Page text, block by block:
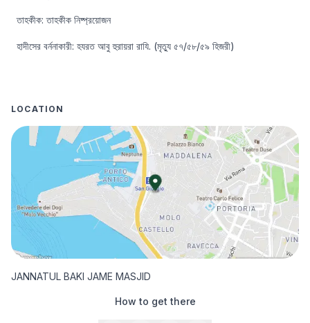
তাহকীক: তাহকীক নিষ্প্রয়োজন
হাদীসের বর্ননাকারী: হযরত আবু হুরায়রা রাযি. (মৃত্যু ৫৭/৫৮/৫৯ হিজরী)
LOCATION
JANNATUL BAKI JAME MASJID
How to get there